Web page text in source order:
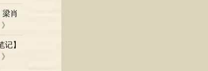
梁肖
》
记】
》